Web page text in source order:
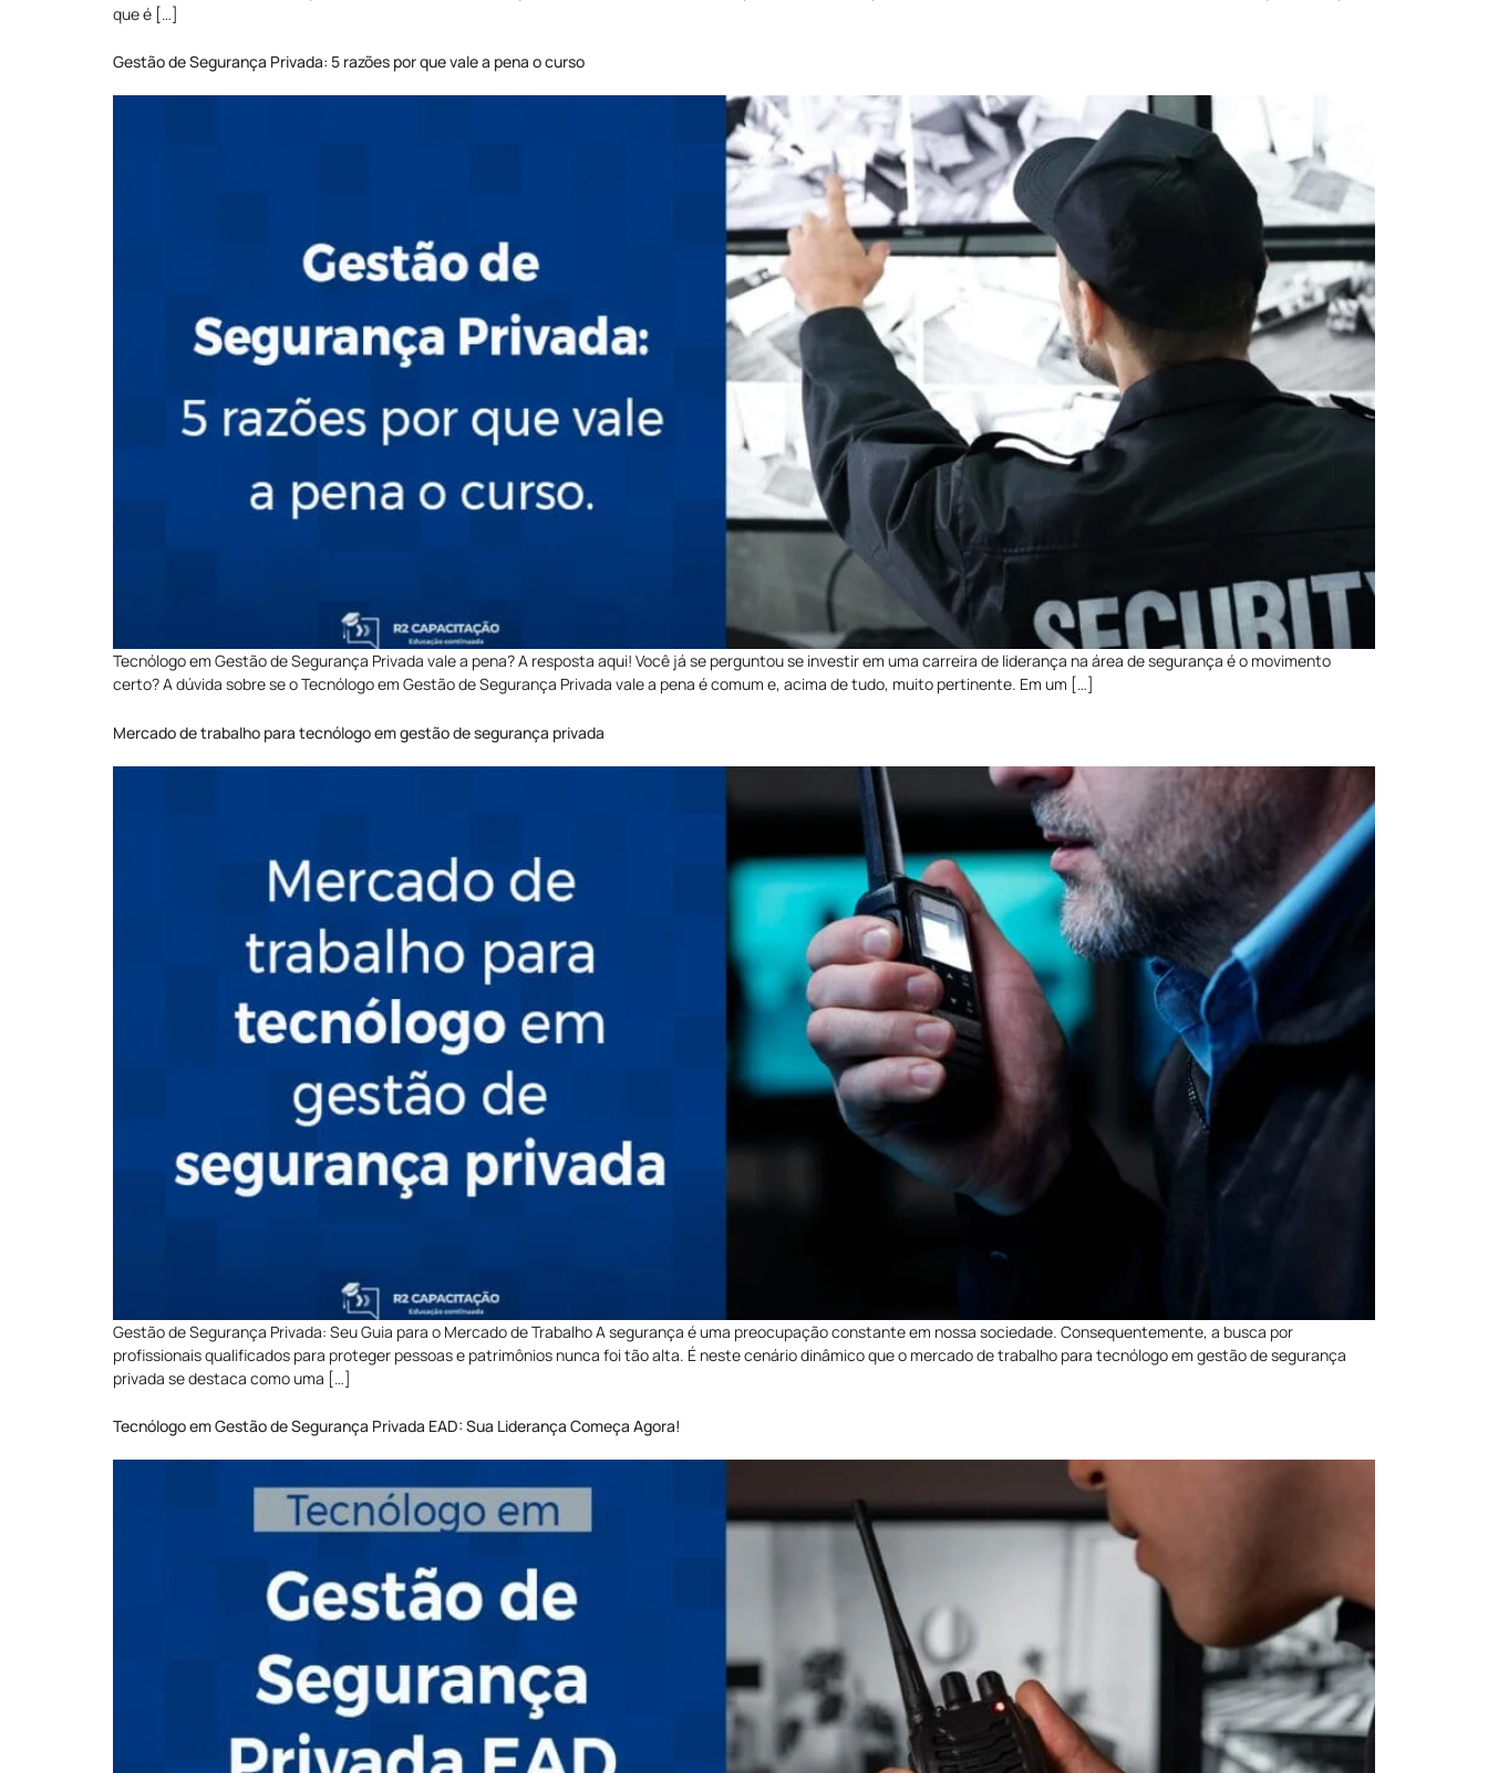
que é […]
Gestão de Segurança Privada: 5 razões por que vale a pena o curso
Tecnólogo em Gestão de Segurança Privada vale a pena? A resposta aqui! Você já se perguntou se investir em uma carreira de liderança na área de segurança é o movimento
certo? A dúvida sobre se o Tecnólogo em Gestão de Segurança Privada vale a pena é comum e, acima de tudo, muito pertinente. Em um […]
Mercado de trabalho para tecnólogo em gestão de segurança privada
Gestão de Segurança Privada: Seu Guia para o Mercado de Trabalho A segurança é uma preocupação constante em nossa sociedade. Consequentemente, a busca por
profissionais qualificados para proteger pessoas e patrimônios nunca foi tão alta. É neste cenário dinâmico que o mercado de trabalho para tecnólogo em gestão de segurança
privada se destaca como uma […]
Tecnólogo em Gestão de Segurança Privada EAD: Sua Liderança Começa Agora!